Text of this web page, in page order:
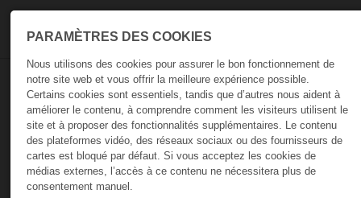
Yobi365
Ne devinez plus. Commencez à
PARAMÈTRES DES COOKIES
Nous utilisons des cookies pour assurer le bon fonctionnement de
notre site web et vous offrir la meilleure expérience possible.
Certains cookies sont essentiels, tandis que d’autres nous aident à
améliorer le contenu, à comprendre comment les visiteurs utilisent le
site et à proposer des fonctionnalités supplémentaires. Le contenu
des plateformes vidéo, des réseaux sociaux ou des fournisseurs de
cartes est bloqué par défaut. Si vous acceptez les cookies de
médias externes, l’accès à ce contenu ne nécessitera plus de
consentement manuel.